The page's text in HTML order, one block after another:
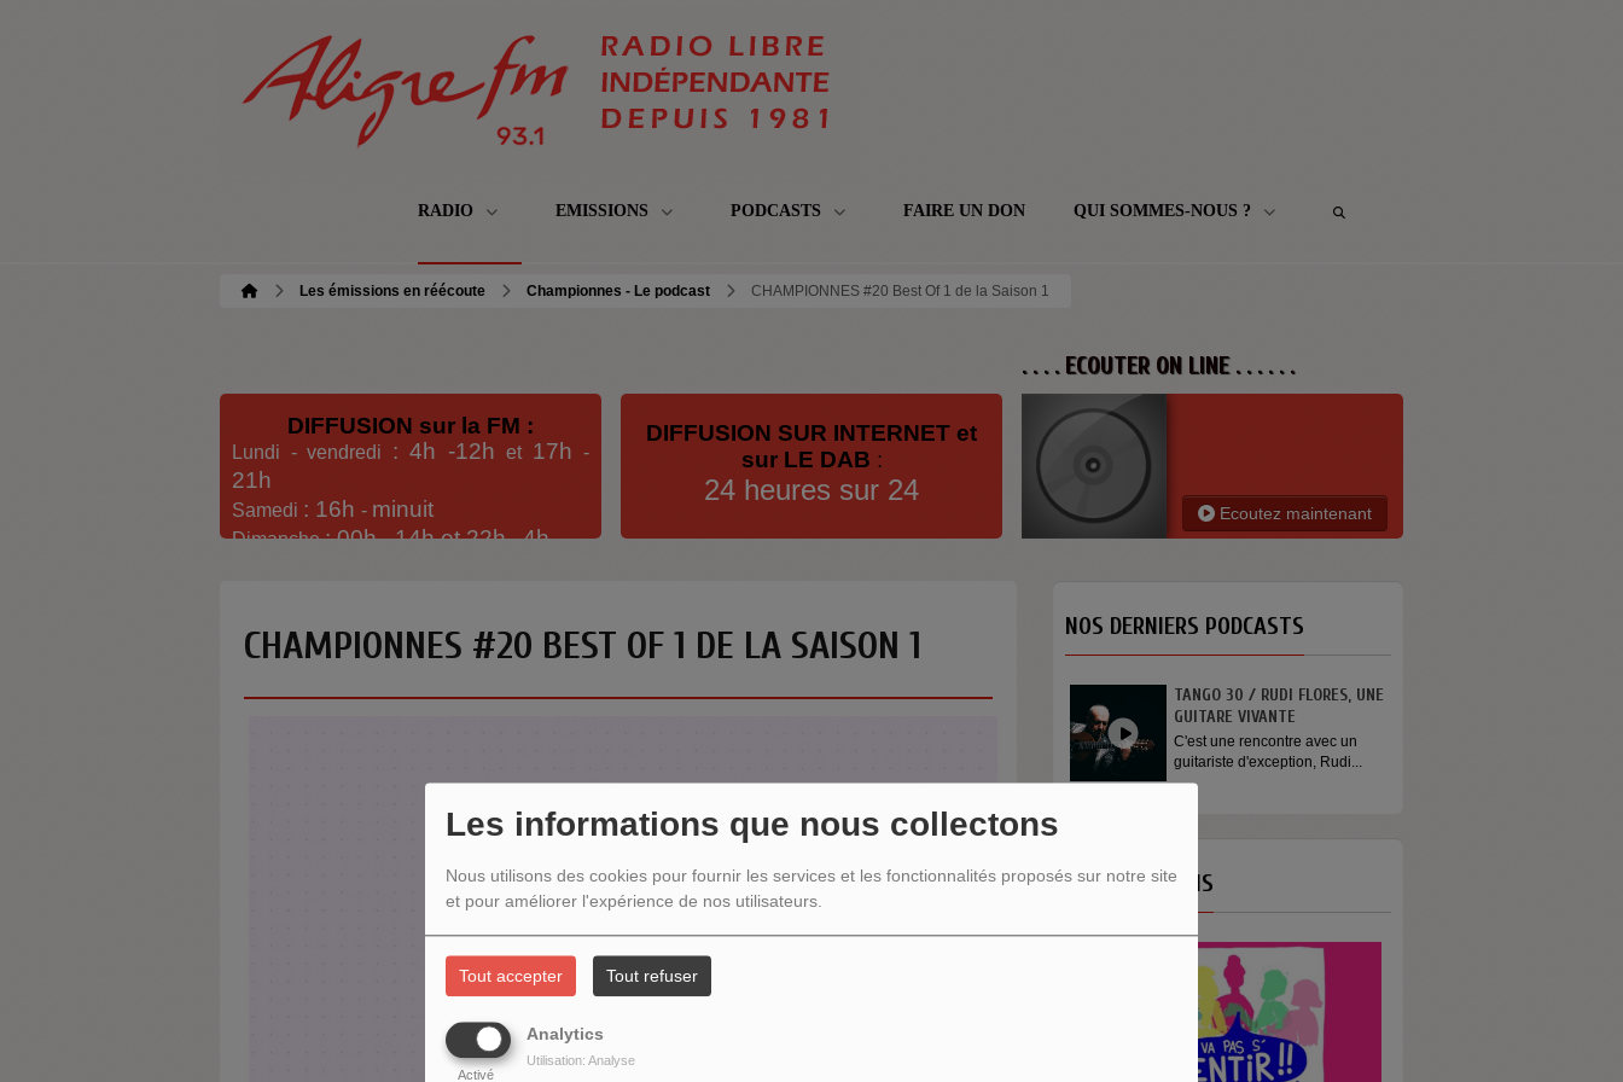
Les informations que nous collectons
Nous utilisons des cookies pour fournir les services et les fonctionnalités proposés sur notre site
et pour améliorer l'expérience de nos utilisateurs.
Tout accepter Tout refuser
Analytics
Activé
Utilisation: Analyse
RADIO EMISSIONS PODCASTS FAIRE UN DON QUI SOMMES-NOUS ?
Les émissions en réécoute Championnes - Le podcast CHAMPIONNES #20 Best Of 1 de la Saison 1
DIFFUSION sur la FM :
Lundi - vendredi : 4h -12h et 17h -
21h
Samedi : 16h - minuit
Dimanche: 00h -14h et 22h-4h
DIFFUSION SUR INTERNET et
sur LE DAB :
24 heures sur 24
. . . . ECOUTER ON LINE . . . . . .
Ecoutez maintenant
CHAMPIONNES #20 BEST OF 1 DE LA SAISON 1 NOS DERNIERS PODCASTS
TANGO 30 / RUDI FLORES, UNE
GUITARE VIVANTE
C'est une rencontre avec un
guitariste d'exception, Rudi...
NOS ÉMISSIONS